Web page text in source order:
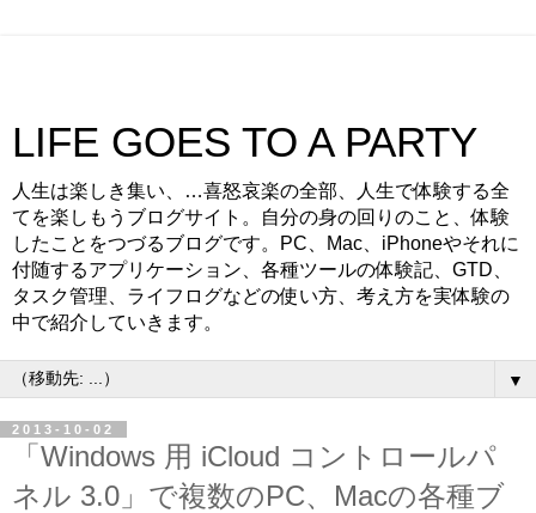
LIFE GOES TO A PARTY
人生は楽しき集い、…喜怒哀楽の全部、人生で体験する全
てを楽しもうブログサイト。自分の身の回りのこと、体験
したことをつづるブログです。PC、Mac、iPhoneやそれに
付随するアプリケーション、各種ツールの体験記、GTD、
タスク管理、ライフログなどの使い方、考え方を実体験の
中で紹介していきます。
▼
2013-10-02
「Windows 用 iCloud コントロールパ
ネル 3.0」で複数のPC、Macの各種ブ